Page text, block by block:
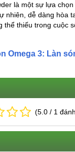
là một sự lựa
nhiên, dễ dàng hòa
thiếu trong cuộc
Omega 3: Làn
(5.0 / 1